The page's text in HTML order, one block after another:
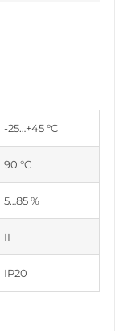
-25…+45 °C
90 °C
5…85 %
II
IP20